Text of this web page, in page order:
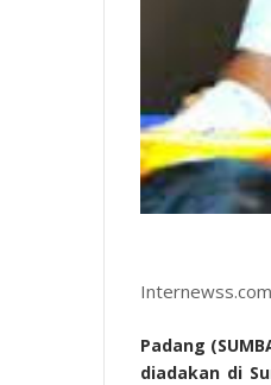
Internewss.com
Padang
diadakan di